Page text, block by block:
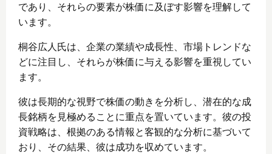
であり、それらの要素が株価に及ぼす影響を理解して
います。
桐谷広人氏は、企業の業績や成長性、市場トレンドな
どに注目し、それらが株価に与える影響を重視してい
ます。
彼は長期的な視野で株価の動きを分析し、潜在的な成
長銘柄を見極めることに重点を置いています。彼の投
資戦略は、根拠のある情報と客観的な分析に基づいて
おり、その結果、彼は成功を収めています。